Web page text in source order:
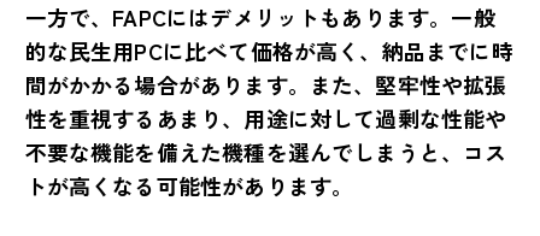
一方で、FAPCにはデメリットもあります。一般
的な民生用PCに比べて価格が高く、納品までに時
間がかかる場合があります。また、堅牢性や拡張
性を重視するあまり、用途に対して過剰な性能や
不要な機能を備えた機種を選んでしまうと、コス
トが高くなる可能性があります。